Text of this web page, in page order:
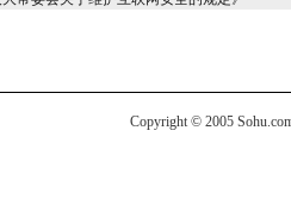
Copyright © 2005